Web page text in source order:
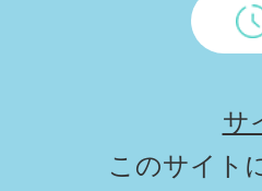
サ
このサイト